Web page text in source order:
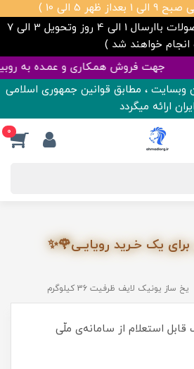
5 الی 10 )
باسلام واحترام ( کلیه محصولات باارسال 1 الی 4 روز وتحویل 3 الی 7
انجام خواهند شد )
و عمـده به روبیـکا پیام دهید 1528-945-0992 | تمامی قیمت ها آپدیت هست
وبسایت ، مطابق قوانین جمهوری اسلامی
ایران ارائه میگردد
0
یک خـرید رویایـی🌹✨
یخ ساز یونیک لایف ظرفیت 36 کیلوگرم
قابل استعلام از سامانه‌ی ملّی